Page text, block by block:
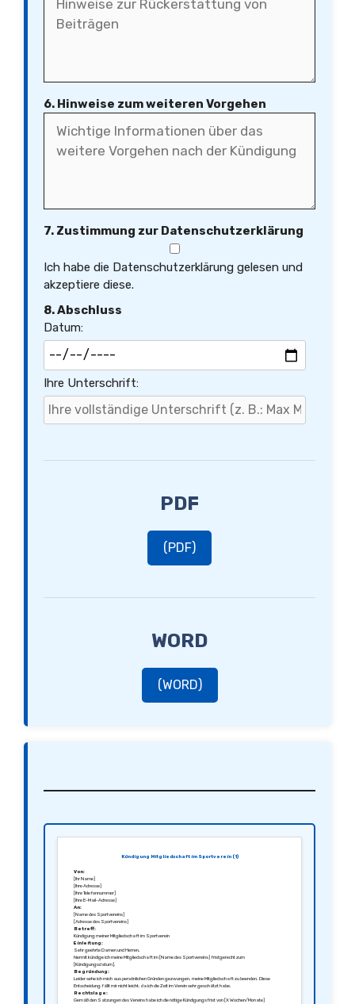
6. Hinweise zum weiteren Vorgehen
7. Zustimmung zur Datenschutzerklärung
Ich habe die Datenschutzerklärung gelesen und
akzeptiere diese.
8. Abschluss
Datum:
Ihre Unterschrift:
PDF
(PDF)
WORD
(WORD)
Kündigung Mitgliedschaft im Sportverein (1)
Von:
[Ihr Name]
[Ihre Adresse]
[Ihre Telefonnummer]
[Ihre E-Mail-Adresse]
An:
[Name des Sportvereins]
[Adresse des Sportvereins]
Betreff:
Kündigung meiner Mitgliedschaft im Sportverein
Einleitung:
Sehr geehrte Damen und Herren,
hiermit kündige ich meine Mitgliedschaft im [Name des Sportvereins] fristgerecht zum
[Kündigungsdatum].
Begründung:
Leider sehe ich mich aus persönlichen Gründen gezwungen, meine Mitgliedschaft zu beenden. Diese
Entscheidung fällt mir nicht leicht, da ich die Zeit im Verein sehr geschätzt habe.
Rechtslage:
Gemäß den Satzungen des Vereins habe ich die nötige Kündigungsfrist von [X Wochen/Monate]